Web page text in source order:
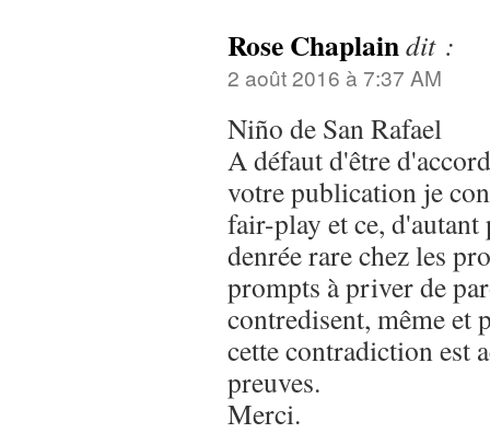
Rose Chaplaindit :
2 août 2016 à 7:37 AM
Niño de San Rafael
A défaut d'être
votre publication je
fair-play et ce, d'autant
denrée rare chez les
prompts à priver de
contredisent, même et
cette contradiction est
preuves.
Merci.